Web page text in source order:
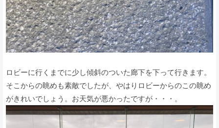
ロビーに行くまでに少し傾斜のついた廊下を下って行きます。
そこからの眺めも素敵でしたが、やはりロビーからのこの眺め
がきれいでしょう。お天気が悪かったですが・・・。